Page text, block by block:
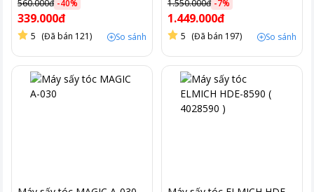
560.000đ -40%
339.000đ
5 (Đã bán 121) So sánh
1.550.000đ -7%
1.449.000đ
5 (Đã bán 197) So sánh